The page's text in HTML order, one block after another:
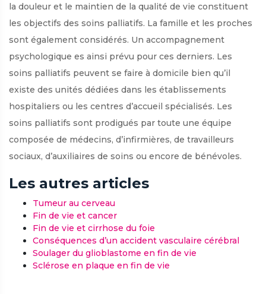
la douleur et le maintien de la qualité de vie constituent
les objectifs des soins palliatifs. La famille et les proches
sont également considérés. Un accompagnement
psychologique es ainsi prévu pour ces derniers. Les
soins palliatifs peuvent se faire à domicile bien qu’il
existe des unités dédiées dans les établissements
hospitaliers ou les centres d’accueil spécialisés. Les
soins palliatifs sont prodigués par toute une équipe
composée de médecins, d’infirmières, de travailleurs
sociaux, d’auxiliaires de soins ou encore de bénévoles.
Les autres articles
Tumeur au cerveau
Fin de vie et cancer
Fin de vie et cirrhose du foie
Conséquences d’un accident vasculaire cérébral
Soulager du glioblastome en fin de vie
Sclérose en plaque en fin de vie